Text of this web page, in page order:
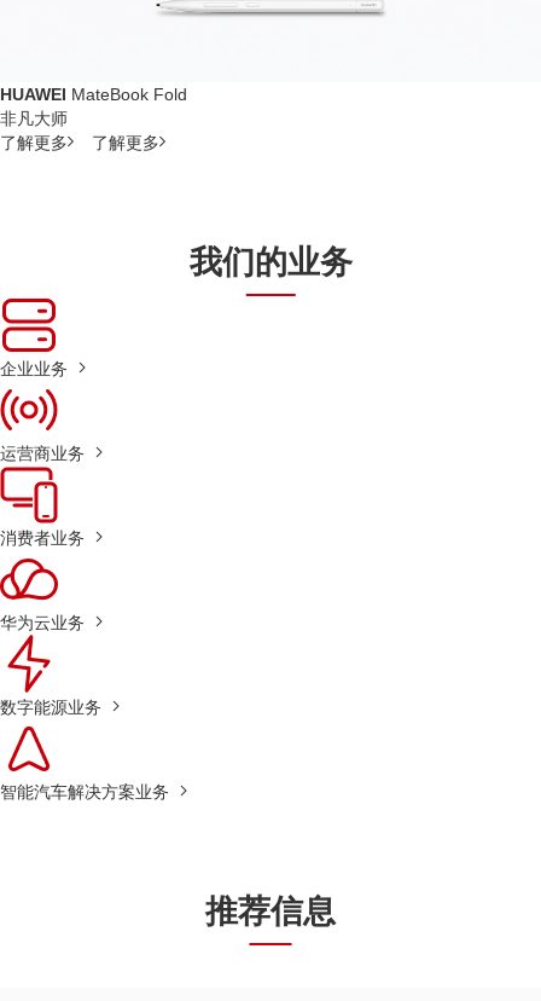
HUAWEI MateBook Fold
非凡大师
了解更多
了解更多
我们的业务
企业业务
运营商业务
消费者业务
华为云业务
数字能源业务
智能汽车解决方案业务
推荐信息